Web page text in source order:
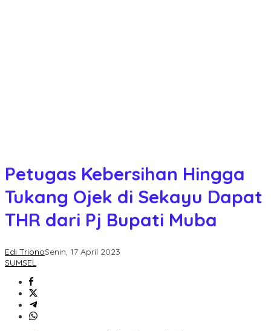
Petugas Kebersihan Hingga
Tukang Ojek di Sekayu Dapat
THR dari Pj Bupati Muba
Edi TrionoSenin, 17 April 2023
SUMSEL